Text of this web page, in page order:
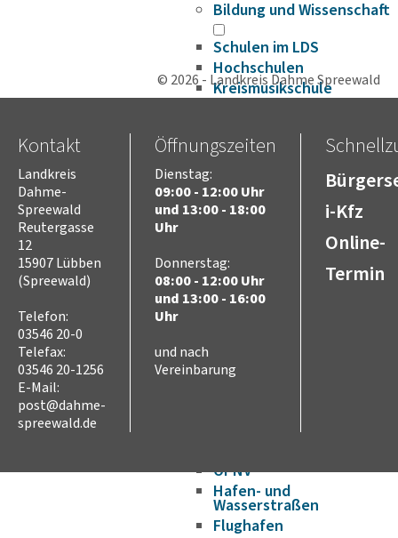
Bildung und Wissenschaft
Schulen im LDS
Hochschulen
Kreismusikschule
Bildungscampus
Fahrbibliothek
Bildungsplattform
Förderungen
Gesundheit
Infektionsschutz
Hygieneüberwachung
Trinkwasser
Schuluntersuchung
Arbeitsgemeinschaft
ÖPNV
Hafen- und
Wasserstraßen
Flughafen
© 2026 - Landkreis Dahme Spreewald
Kontakt
Landkreis
Dahme-
Spreewald
Reutergasse
12
15907 Lübben
(Spreewald)
Telefon:
03546 20-0
Telefax:
03546 20-1256
E-Mail:
post@dahme-
spreewald.de
Öffnungszeiten
Dienstag:
09:00 - 12:00 Uhr
und 13:00 - 18:00
Uhr
Donnerstag:
08:00 - 12:00 Uhr
und 13:00 - 16:00
Uhr
und nach
Vereinbarung
i-Kfz
Online-
Termin